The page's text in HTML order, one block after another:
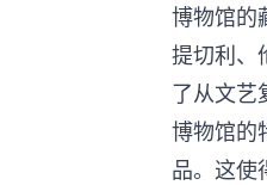
博物馆的
提切利、
了从文艺
博物馆的
品。这使